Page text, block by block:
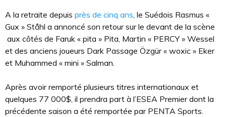
A la retraite depuis près de cinq ans, le Suédois Rasmus «
Gux » Ståhl a annoncé son retour sur le devant de la scène
aux côtés de Faruk « pita » Pita, Martin « PERCY » Wessel
et des anciens joueurs Dark Passage Özgür « woxic » Eker
et Muhammed « mini » Salman.
Après avoir remporté plusieurs titres internationaux et
quelques 77 000$, il prendra part à l’ESEA Premier dont la
précédente saison a été remportée par PENTA Sports.